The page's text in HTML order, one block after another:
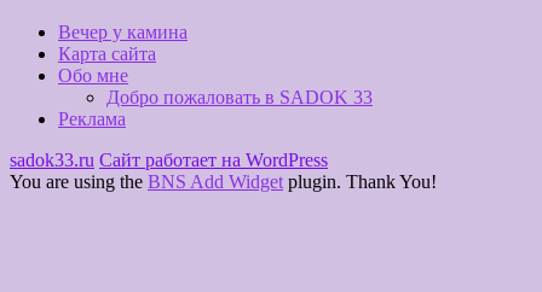
Вечер у камина
Карта сайта
Обо мне
Добро пожаловать в SADOK 33
Реклама
sadok33.ru Сайт работает на WordPress
You are using the BNS Add Widget plugin. Thank You!